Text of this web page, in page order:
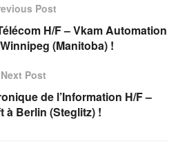
Post
H/F – Vkam Automation
(Manitoba) !
Next Post
de l’Information H/F –
à Berlin (Steglitz) !